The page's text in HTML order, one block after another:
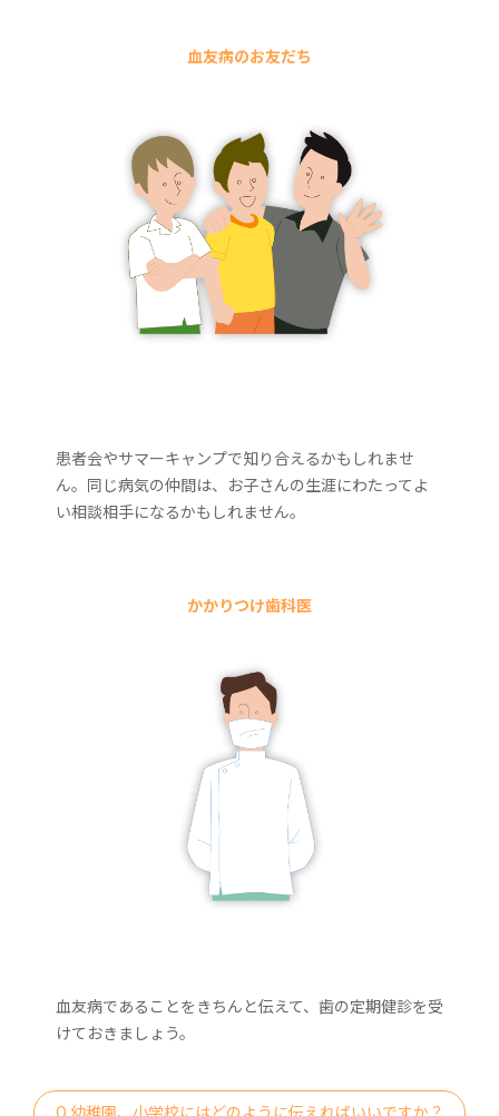
血友病のお友だち
患者会やサマーキャンプで知り合えるかもしれませ
ん。同じ病気の仲間は、お子さんの生涯にわたってよ
い相談相手になるかもしれません。
かかりつけ歯科医
血友病であることをきちんと伝えて、歯の定期健診を受
けておきましょう。